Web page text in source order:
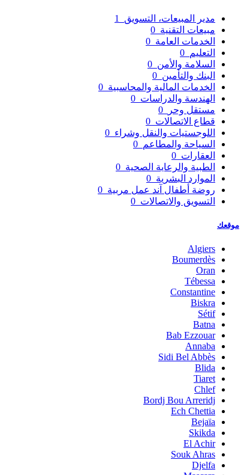
مدير المبيعات، التسويق
مبيعات التقنية
الخدمات العامة
التعليم
السلامة والأمن
البنك والتأمين
الخدمات المالية والمحاسبية
الهندسة والدراسات
مستقل وحر
قطاع الاتصالات
اللوجستيات والنقل وشراء
السياحة والمطاعم
العقارات
الطبية والرعاية الصحية
الموارد البشرية
روضة أطفال آند عمل مربية
التسويق والاتصالات
موقعك
Algiers
Boumerdès
Oran
Tébessa
Constantine
Biskra
Sétif
Batna
Bab Ezzouar
Annaba
Sidi Bel Abbès
Blida
Tiaret
Chlef
Bordj Bou Arreridj
Ech Chettia
Bejaïa
Skikda
El Achir
Souk Ahras
Djelfa